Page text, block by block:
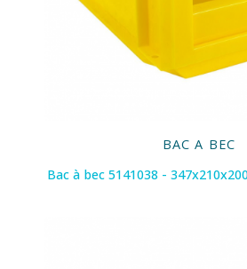
BAC A BEC
Bac à bec 5141038 -